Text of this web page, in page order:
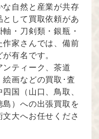
な自然と産業が共存
して買取依頼があ
・刀剣類・銀瓶・
家さんでは、備前
有名です。
ティーク、茶道
画などの買取･査
国（山口、鳥取、
）への出張買取を
大へお任せくださ